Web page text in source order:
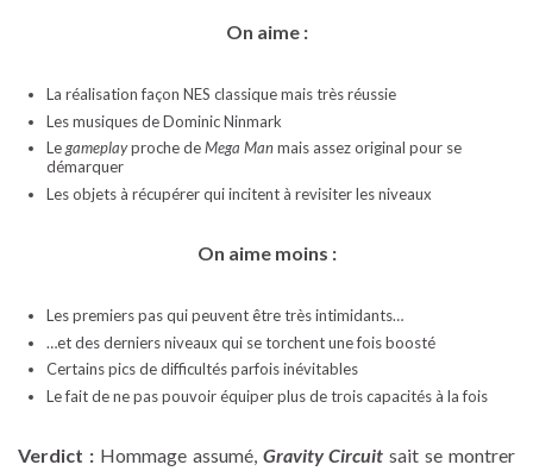
On aime :
La réalisation façon NES classique mais très réussie
Les musiques de Dominic Ninmark
Legameplayproche deMega Manmais assez original pour se
démarquer
Les objets à récupérer qui incitent à revisiter les niveaux
On aime moins :
Les premiers pas qui peuvent être très intimidants…
…et des derniers niveaux qui se torchent une fois boosté
Certains pics de difficultés parfois inévitables
Le fait de ne pas pouvoir équiper plus de trois capacités à la fois
Verdict :Hommage assumé, Gravity Circuit sait se montrer